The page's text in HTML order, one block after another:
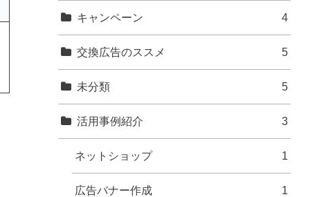
キャンペーン 4
交換広告のススメ 5
未分類 5
活用事例紹介 3
ネットショップ 1
広告バナー作成 1